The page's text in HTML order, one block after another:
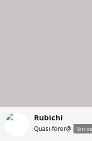
Rubichi
Quasi-forer@ Sin